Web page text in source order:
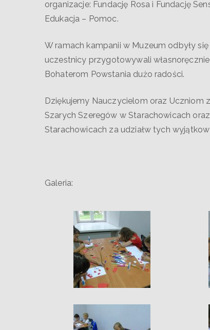
organizacje: Fundację Rosa i Fundację
Edukacja – Pomoc.
W ramach kampanii w Muzeum odbyły
uczestnicy przygotowywali
Bohaterom Powstania dużo radości.
Dziękujemy Nauczycielom oraz Uczniom
Szarych Szeregów w Starachowicach oraz
Starachowicach za udziałw tych
Galeria: